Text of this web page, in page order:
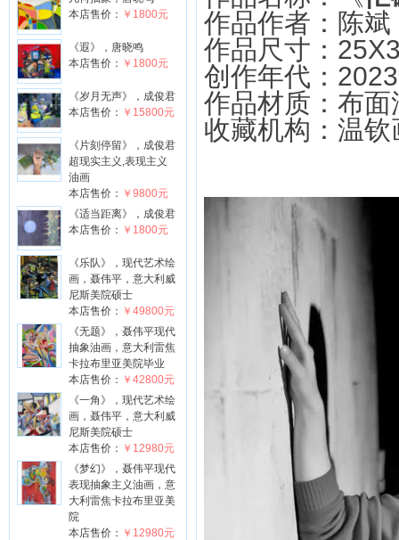
本店售价： ￥1800元
《遐》，唐晓鸣
本店售价： ￥1800元
《岁月无声》，成俊君
本店售价： ￥15800元
《片刻停留》，成俊君
超现实主义,表现主义
油画
本店售价： ￥9800元
《适当距离》，成俊君
本店售价： ￥1800元
《乐队》，现代艺术绘
画，聂伟平，意大利威
尼斯美院硕士
本店售价： ￥49800元
《无题》，聂伟平现代
抽象油画，意大利雷焦
卡拉布里亚美院毕业
本店售价： ￥42800元
《一角》，现代艺术绘
画，聂伟平，意大利威
尼斯美院硕士
本店售价： ￥12980元
《梦幻》，聂伟平现代
表现抽象主义油画，意
大利雷焦卡拉布里亚美
院
本店售价： ￥12980元
作品作者：陈斌
作品尺寸：
创作年代：
作品材质：布面
收藏机构：温钦